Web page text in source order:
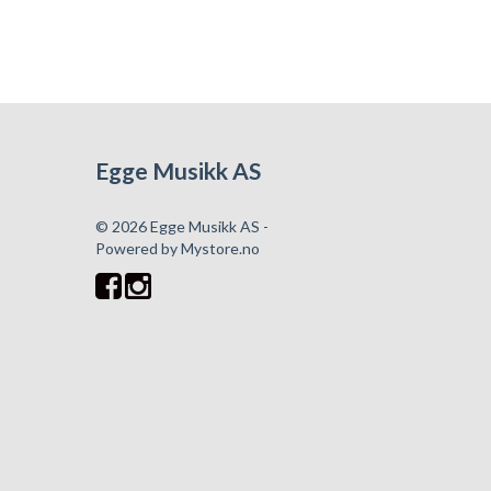
Egge Musikk AS
© 2026 Egge Musikk AS -
Powered byMystore.no